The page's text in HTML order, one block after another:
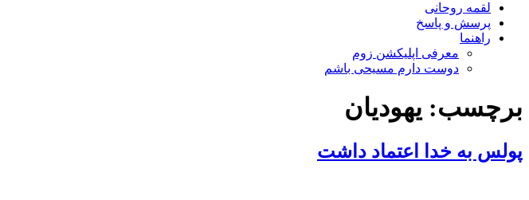
لقمه روحانی
پرسش و پاسخ
راهنما
معرفی اپلیکشن زوم
دوست دارم مسیحی باشم
برچسب: یهودیان
پولس به خدا اعتماد داشت